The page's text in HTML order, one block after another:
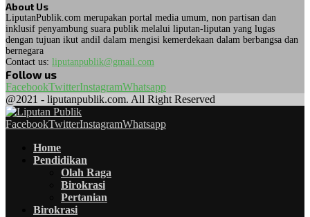
About Us
LiputanPublik.com merupakan portal media umum, non partisan dan
inklusif penyambung suara publik melalui liputan-liputan yang lugas
dengan tujuan ikut andil dalam mengisi kemerdekaan dalam berbangsa dan
bernegara
Contact us: liputanpublik@gmail.com
Follow us
FacebookTwitterInstagramWhatsapp
@2021 - liputanpublik.com. All Right Reserved
FacebookTwitterInstagramWhatsapp
Home
Pendidikan
Olah Raga
Birokrasi
Pertanian
Birokrasi